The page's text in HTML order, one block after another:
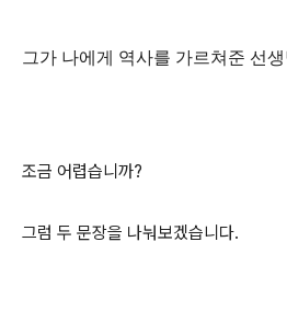
그가 나에게 역사를 가르쳐준 선
조금 어렵습니까?
그럼 두 문장을 나눠보겠습니다.